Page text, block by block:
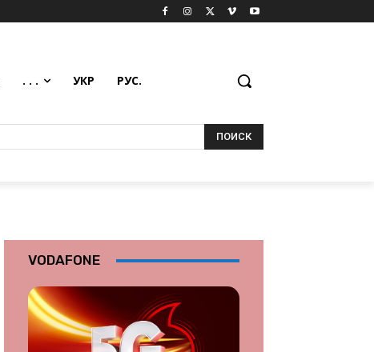
. . . УКР РУС.
ПОИСК
VODAFONE